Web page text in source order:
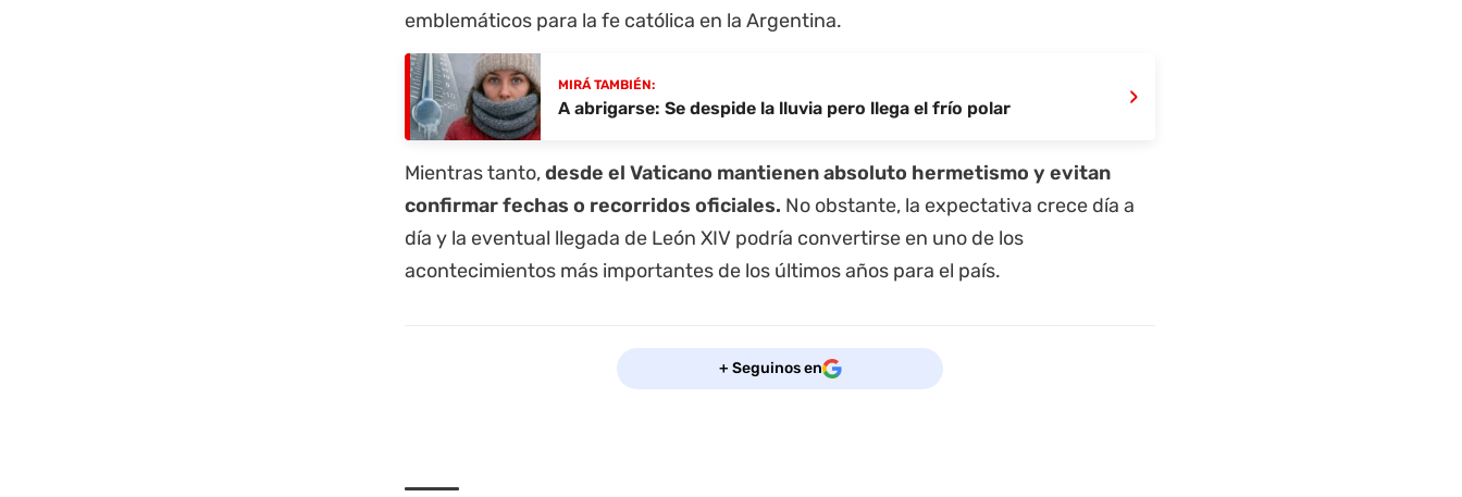
emblemáticos para la fe católica en la Argentina.
MIRÁ TAMBIÉN:
A abrigarse: Se despide la lluvia pero llega el frío polar ›
Mientras tanto,desde el Vaticano mantienen absoluto hermetismo y evitan
confirmar fechas o recorridos oficiales. No obstante, la expectativa crece día a
día y la eventual llegada de León XIV podría convertirse en uno de los
acontecimientos más importantes de los últimos años para el país.
+ Seguinos en